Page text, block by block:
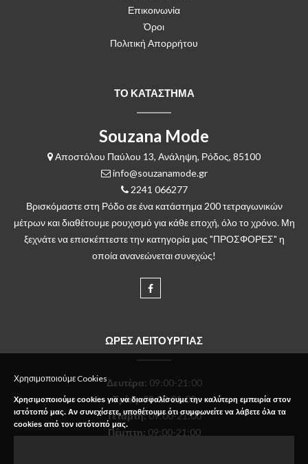
Επικοινωνία
Όροι
Πολιτική Απορρήτου
ΤΟ ΚΑΤΑΣΤΗΜΑ
Souzana Mode
Αποστόλου Παύλου 13, Ανάληψη, Ρόδος, 85100
info@souzanamode.gr
2241 066277
Βρισκόμαστε στη Ρόδο σε ένα κατάστημα 200 τετραγωνικών
μέτρων και διαθέτουμε ρουχισμό για κάθε εποχή, όλο το χρόνο. Μη
ξεχνάτε να επισκέπτεστε την κατηγορία μας "ΠΡΟΣΦΟΡΕΣ" η
οποία ανανεώνεται συνεχώς!
ΩΡΕΣ ΛΕΙΤΟΥΡΓΙΑΣ
Δευτέρα: 09:00-21:00
Τρίτη:09:00-21:00
Τετάρτη:09:00-21:00
Πέμπτη: 09:00-21:00
Χρησιμοποιούμε Cookies
Χρησιμοποιούμε cookies για να διασφαλίσουμε την καλύτερη εμπειρία στον
ιστότοπό μας. Αν συνεχίσετε, υποθέτουμε ότι συμφωνείτε να λάβετε όλα τα
cookies από τον ιστότοπό μας.